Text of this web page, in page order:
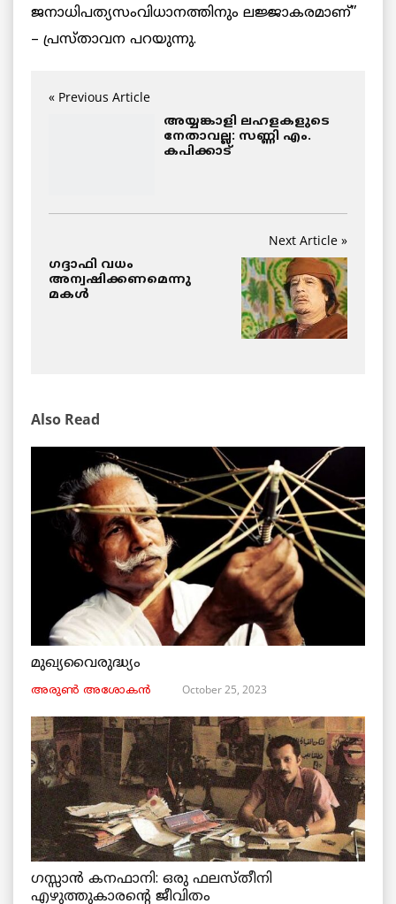
ജനാധിപത്യസംവിധാനത്തിനും ലജ്ജാകരമാണ്”
– പ്രസ്താവന പറയുന്നു.
« Previous Article
അയ്യങ്കാളി ലഹളകളുടെ
നേതാവല്ല: സണ്ണി എം.
കപിക്കാട്
Next Article »
ഗദ്ദാഫി വധം
അന്വഷിക്കണമെന്നു
മകള്‍
Also Read
മുഖ്യവൈരുദ്ധ്യം
അരുണ്‍ അശോകൻ October 25, 2023
ഗസ്സാൻ കനഫാനി: ഒരു ഫലസ്തീനി
എഴുത്തുകാരന്റെ ജീവിതം